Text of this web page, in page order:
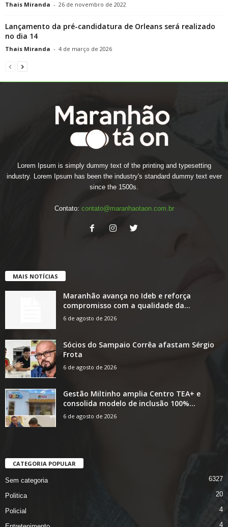
Thais Miranda - 26 de novembro de 2022
Lançamento da pré-candidatura de Orleans será realizado
no dia 14
Thais Miranda - 4 de março de 2026
Lorem Ipsum is simply dummy text of the printing and typesetting
industry. Lorem Ipsum has been the industry's standard dummy text ever
since the 1500s.
Contato: contato@maranhaotaon.com.br
MAIS NOTÍCIAS
Maranhão avança no Ideb e reforça
compromisso com a qualidade da...
6 de agosto de 2026
Sócios do Sampaio Corrêa afastam Sérgio
Frota
6 de agosto de 2026
Gestão Miltinho amplia Centro TEA+ e
consolida modelo de inclusão 100%...
6 de agosto de 2026
CATEGORIA POPULAR
Sem categoria 6327
Politica 20
Policial 4
4